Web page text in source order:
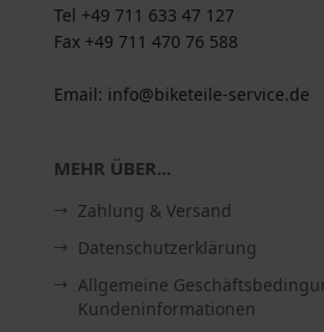
Tel +49 711 633 47 127
Fax +49 711 470 76 588
Email: info@biketeile-service.de
MEHR ÜBER...
Zahlung & Versand
Datenschutzerklärung
Allgemeine
Kundeninformationen